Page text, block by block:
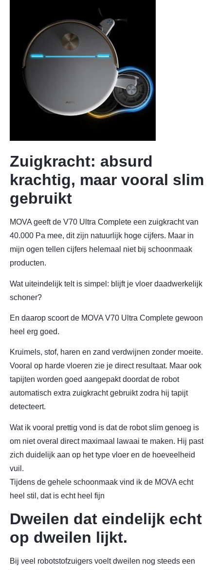
Zuigkracht: absurd
krachtig, maar vooral slim
gebruikt
MOVA geeft de V70 Ultra Complete een zuigkracht van
40.000 Pa mee, dit zijn natuurlijk hoge cijfers. Maar in
mijn ogen tellen cijfers helemaal niet bij schoonmaak
producten.
Wat uiteindelijk telt is simpel: blijft je vloer daadwerkelijk
schoner?
En daarop scoort de MOVA V70 Ultra Complete gewoon
heel erg goed.
Kruimels, stof, haren en zand verdwijnen zonder moeite.
Vooral op harde vloeren zie je direct resultaat. Maar ook
tapijten worden goed aangepakt doordat de robot
automatisch extra zuigkracht gebruikt zodra hij tapijt
detecteert.
Wat ik vooral prettig vond is dat de robot slim genoeg is
om niet overal direct maximaal lawaai te maken. Hij past
zich duidelijk aan op het type vloer en de hoeveelheid
vuil.
Tijdens de gehele schoonmaak vind ik de MOVA echt
heel stil, dat is echt heel fijn
Dweilen dat eindelijk echt
op dweilen lijkt.
Bij veel robotstofzuigers voelt dweilen nog steeds een